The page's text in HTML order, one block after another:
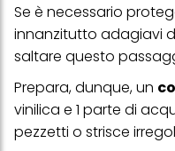
Se è necessario
innanzitutto adagiavi
saltare questo
Prepara, dunque, un
vinilica e 1 parte di
pezzetti o strisce